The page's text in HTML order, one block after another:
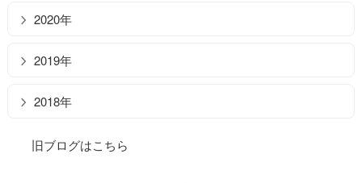
2020年
2019年
2018年
旧ブログはこちら